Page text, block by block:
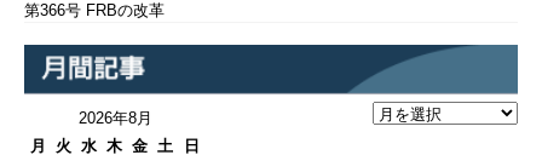
第366号 FRBの改革
2026年8月
月
火 水 木 金 土 日